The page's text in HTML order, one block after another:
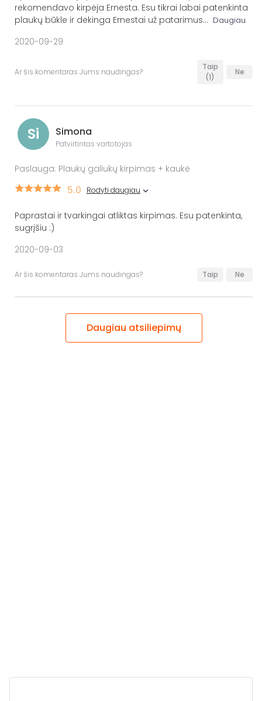
rekomendavo kirpėja Ernesta. Esu tikrai labai patenkinta
plaukų būkle ir dėkinga Ernestai už patarimus... Daugiau
2020-09-29
Ar šis komentaras Jums naudingas?
Taip
(1)
Ne
Si Simona
Patvirtintas vartotojas
Paslauga: Plaukų galiukų kirpimas + kaukė
5.0 Rodyti daugiau
Paprastai ir tvarkingai atliktas kirpimas. Esu patenkinta,
sugrįšiu :)
2020-09-03
Ar šis komentaras Jums naudingas? Taip Ne
Daugiau atsiliepimų